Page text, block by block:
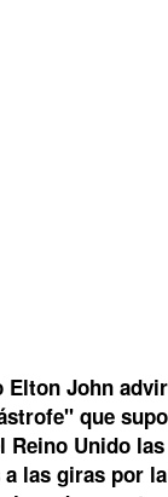
Elton John
que
Reino Unido
las giras por